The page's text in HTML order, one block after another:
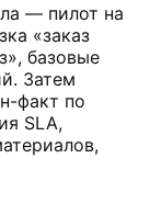
— пилот на
«заказ
базовые
Затем
факт по
SLA,